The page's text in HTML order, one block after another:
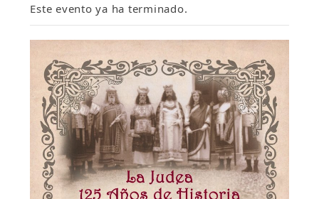
Este evento ya ha terminado.